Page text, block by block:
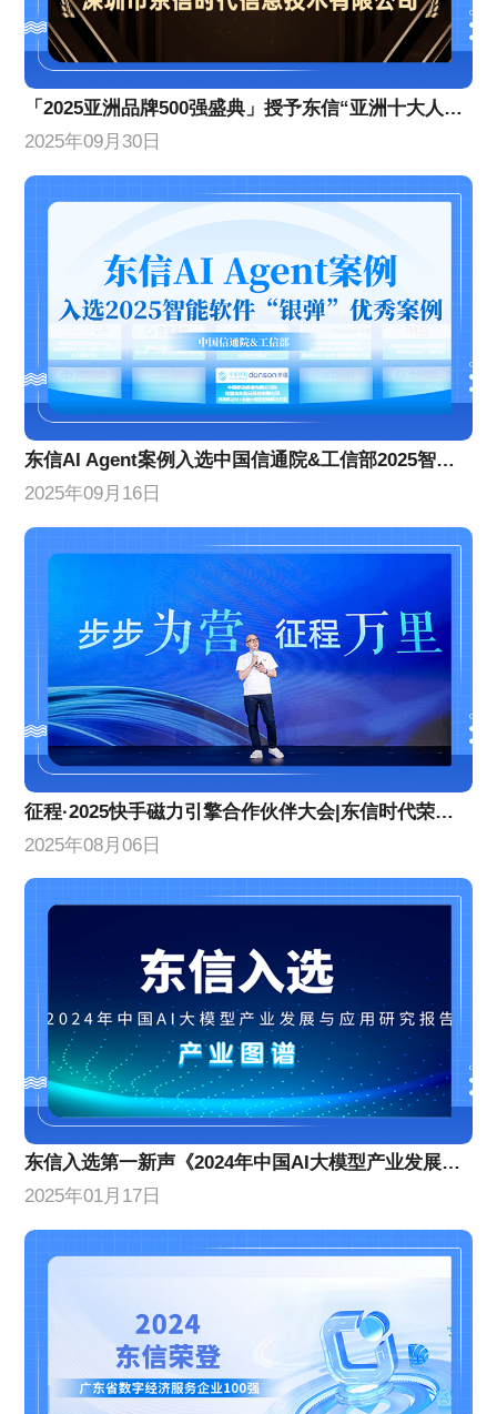
「2025亚洲品牌500强盛典」授予东信“亚洲十大人工智能创新企业”
2025年09月30日
东信AI Agent案例入选中国信通院&工信部2025智能软件银弹优秀案例
2025年09月16日
征程·2025快手磁力引擎合作伙伴大会|东信时代荣获两项年度荣誉
2025年08月06日
东信入选第一新声《2024年中国AI大模型产业发展与应用研究报告》产业图谱
2025年01月17日